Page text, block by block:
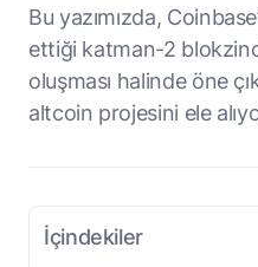
Bu yazımızda,
ettiği katman-2
oluşması halinde öne
altcoin projesini ele
İçindekiler